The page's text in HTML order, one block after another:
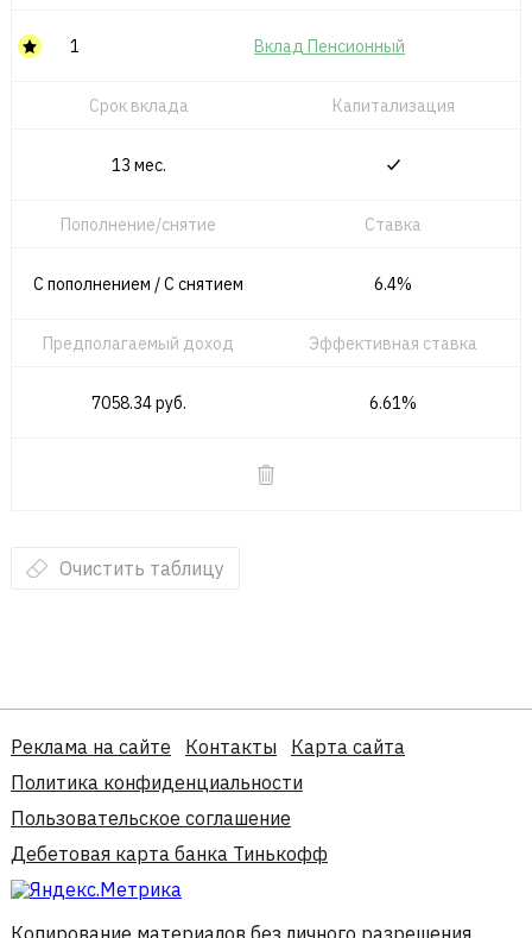
1 Вклад Пенсионный
Срок вклада
13 мес.
Капитализация
Пополнение/снятие
С пополнением / C снятием
Ставка
6.4%
Предполагаемый доход
7058.34 руб.
Эффективная ставка
6.61%
Очистить таблицу
Реклама на сайте Контакты
Карта сайта
Политика конфиденциальности
Пользовательское соглашение
Дебетовая карта банка Тинькофф
Копирование материалов без личного разрешения